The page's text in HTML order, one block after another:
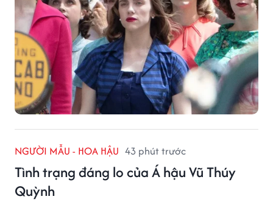
NGƯỜI MẪU - HOA HẬU 43 phút trước
Tình trạng đáng lo của Á hậu Vũ Thúy
Quỳnh